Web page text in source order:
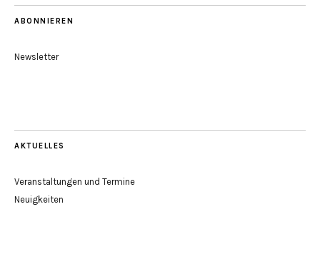
ABONNIEREN
Newsletter
AKTUELLES
Veranstaltungen und Termine
Neuigkeiten